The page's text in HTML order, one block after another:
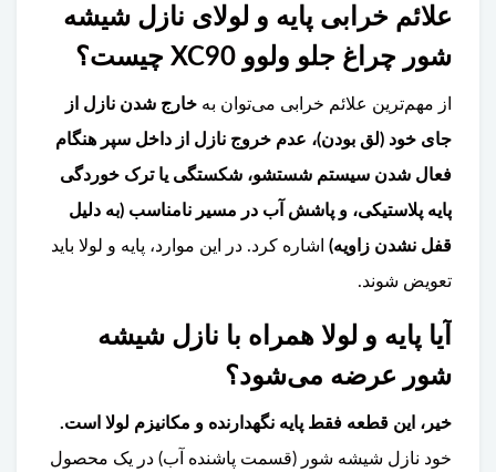
علائم خرابی پایه و لولای نازل شیشه
شور چراغ جلو ولوو XC90 چیست؟
از مهم‌ترین علائم خرابی می‌توان به خارج شدن نازل از
جای خود (لق بودن)، عدم خروج نازل از داخل سپر هنگام
فعال شدن سیستم شستشو، شکستگی یا ترک خوردگی
پایه پلاستیکی، و پاشش آب در مسیر نامناسب (به دلیل
قفل نشدن زاویه) اشاره کرد. در این موارد، پایه و لولا باید
تعویض شوند.
آیا پایه و لولا همراه با نازل شیشه
شور عرضه می‌شود؟
خیر، این قطعه فقط پایه نگهدارنده و مکانیزم لولا است.
خود نازل شیشه شور (قسمت پاشنده آب) در یک محصول